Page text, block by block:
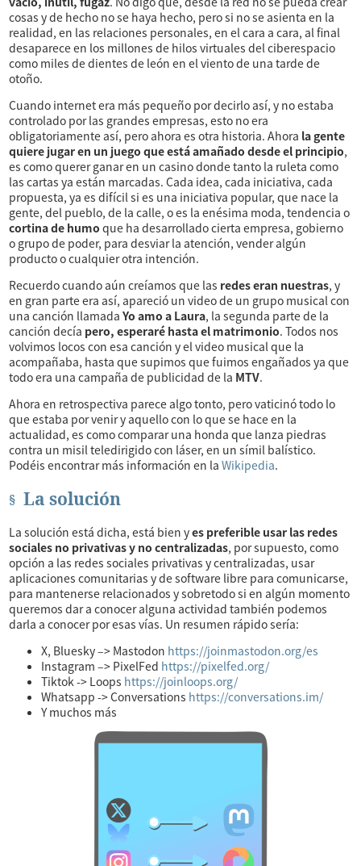
cosas y de hecho no se haya hecho, pero si no se asienta en la
realidad, en las relaciones personales, en el cara a cara, al final
desaparece en los millones de hilos virtuales del ciberespacio
como miles de dientes de león en el viento de una tarde de
otoño.
Cuando internet era más pequeño por decirlo así, y no estaba
controlado por las grandes empresas, esto no era
obligatoriamente así, pero ahora es otra historia. Ahora la gente
quiere jugar en un juego que está amañado desde el principio,
es como querer ganar en un casino donde tanto la ruleta como
las cartas ya están marcadas. Cada idea, cada iniciativa, cada
propuesta, ya es difícil si es una iniciativa popular, que nace la
gente, del pueblo, de la calle, o es la enésima moda, tendencia o
cortina de humo que ha desarrollado cierta empresa, gobierno
o grupo de poder, para desviar la atención, vender algún
producto o cualquier otra intención.
Recuerdo cuando aún creíamos que las redes eran nuestras, y
en gran parte era así, apareció un video de un grupo musical con
una canción llamadaYo amo a Laura, la segunda parte de la
canción decía pero, esperaré hasta el matrimonio. Todos nos
volvimos locos con esa canción y el video musical que la
acompañaba, hasta que supimos que fuimos engañados ya que
todo era una campaña de publicidad de la MTV.
Ahora en retrospectiva parece algo tonto, pero vaticinó todo lo
que estaba por venir y aquello con lo que se hace en la
actualidad, es como comparar una honda que lanza piedras
contra un misil teledirigido con láser, en un símil balístico.
Podéis encontrar más información en laWikipedia.
La solución
La solución está dicha, está bien yes preferible usar las redes
sociales no privativas y no centralizadas, por supuesto, como
opción a las redes sociales privativas y centralizadas, usar
aplicaciones comunitarias y de software libre para comunicarse,
para mantenerse relacionados y sobretodo si en algún momento
queremos dar a conocer alguna actividad también podemos
darla a conocer por esas vías. Un resumen rápido sería:
X, Bluesky –> Mastodon https://joinmastodon.org/es
Instagram –> PixelFed https://pixelfed.org/
Tiktok -> Loops https://joinloops.org/
Whatsapp -> Conversations https://conversations.im/
Y muchos más